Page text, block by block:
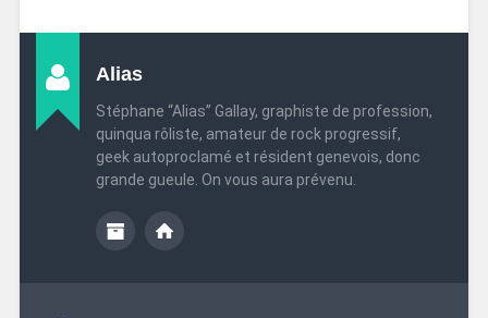
Alias
Stéphane “Alias” Gallay, graphiste de profession,
quinqua rôliste, amateur de rock progressif,
geek autoproclamé et résident genevois, donc
grande gueule. On vous aura prévenu.